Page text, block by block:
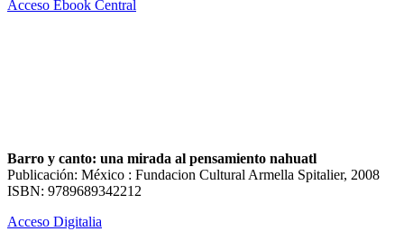
Acceso Ebook Central
Barro y canto: una mirada al pensamiento nahuatl
Publicación: México : Fundacion Cultural Armella Spitalier, 2008
ISBN: 9789689342212
Acceso Digitalia